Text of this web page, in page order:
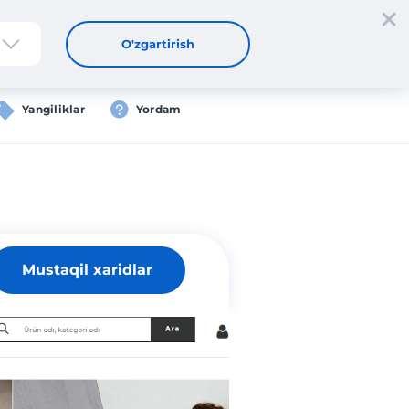
oʻtish Kirish UZ
Yangiliklar Yordam
O'zgartirish
Mustaqil xaridlar